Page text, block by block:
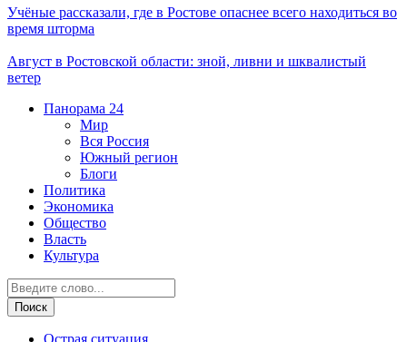
Учёные рассказали, где в Ростове опаснее всего находиться во
время шторма
Август в Ростовской области: зной, ливни и шквалистый
ветер
Панорама 24
Мир
Вся Россия
Южный регион
Блоги
Политика
Экономика
Общество
Власть
Культура
Острая ситуация